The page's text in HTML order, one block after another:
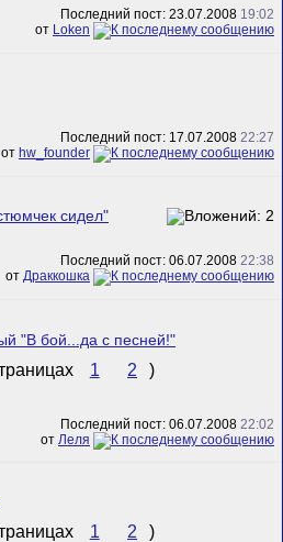
Последний пост: 23.07.2008 19:02
от Loken
Последний пост: 17.07.2008 22:27
от hw_founder
сидел"
Последний пост: 06.07.2008 22:38
от Драккошка
"В бой...да с песней!"
1 2 )
Последний пост: 06.07.2008 22:02
от Леля
1 2 )